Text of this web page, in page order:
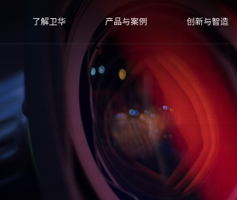
了解卫华 产品与案例 创新与智造